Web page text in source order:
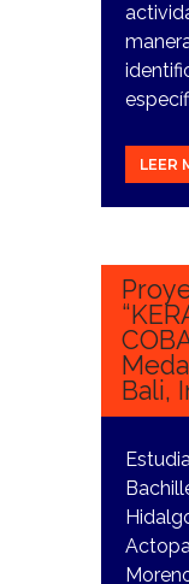
LEER
10
Bali,